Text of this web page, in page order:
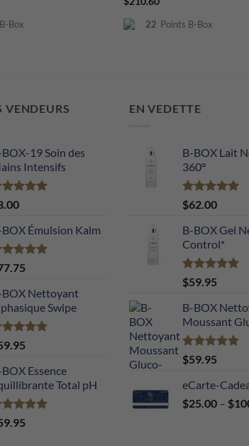
Box 22 Points B-Box
VENDEURS
19 Soin des
Intensifs
5.00
5
BOX Émulsion Kalm
5.00
5
BOX Nettoyant
Swipe
5.00
5
Essence
Total pH
5.00
5
EN VEDETTE
B-BOX Lait
360°
Note5.00
sur 5
$62.00
B-BOX Gel
Control*
Note5.00
sur 5
$59.95
B-BOX
Moussant
Note5.00
sur 5
$59.95
eCarte-
$25.00 – $